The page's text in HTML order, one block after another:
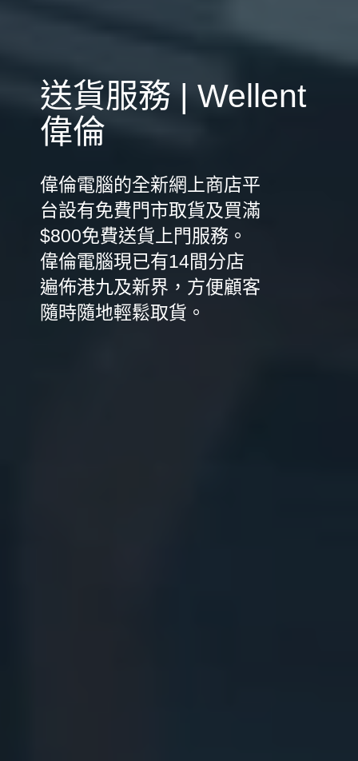
送貨服務 | Wellent
偉倫
偉倫電腦的全新網上商店平
台設有免費門市取貨及買滿
$800免費送貨上門服務。
偉倫電腦現已有14間分店
遍佈港九及新界，方便顧客
隨時隨地輕鬆取貨。